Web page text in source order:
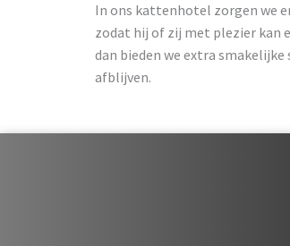
In ons kattenhotel zorgen we
zodat hij of zij met plezier kan
dan bieden we extra
afblijven.